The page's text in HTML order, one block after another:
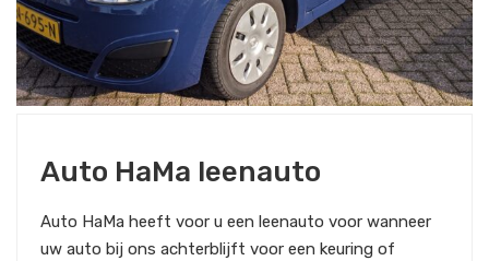
Auto HaMa leenauto
Auto HaMa heeft voor u een leenauto voor wanneer
uw auto bij ons achterblijft voor een keuring of